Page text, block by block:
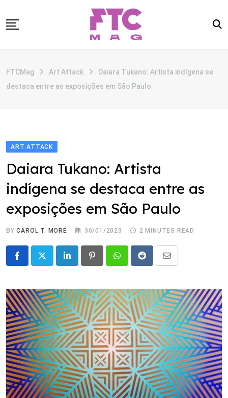
to
CATEGORIAS
FTCMag Art Attack
Daiara Tukano: Artista indígena se
destaca entre as exposições em São Paulo
ART ATTACK
Daiara Tukano: Artista
indígena se destaca entre as
exposições em São Paulo
BYCAROL T. MORÉ 30/01/2023 2 MINUTES READ
LinkedIn PinterestWhatsappRedditShare
Email